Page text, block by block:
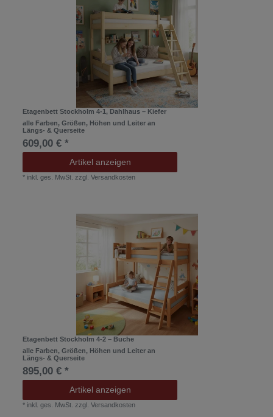
Etagenbett Stockholm 4-1, Dahlhaus – Kiefer
alle Farben, Größen, Höhen und Leiter an
Längs- & Querseite
609,00 € *
Artikel anzeigen
* inkl. ges. MwSt. zzgl.Versandkosten
Etagenbett Stockholm 4-2 – Buche
alle Farben, Größen, Höhen und Leiter an
Längs- & Querseite
895,00 € *
Artikel anzeigen
* inkl. ges. MwSt. zzgl.Versandkosten